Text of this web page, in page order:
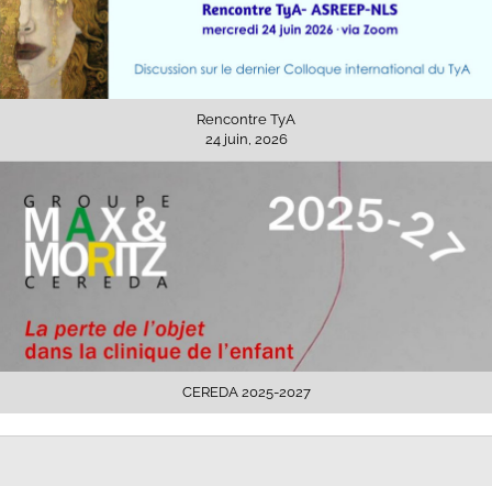
Rencontre TyA
24 juin, 2026
CEREDA 2025-2027